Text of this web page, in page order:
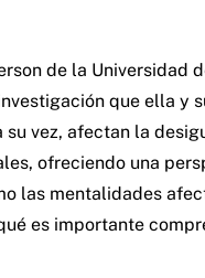
de la Universidad
que ella y
vez, afectan la
ofreciendo una
las mentalidades
es importante